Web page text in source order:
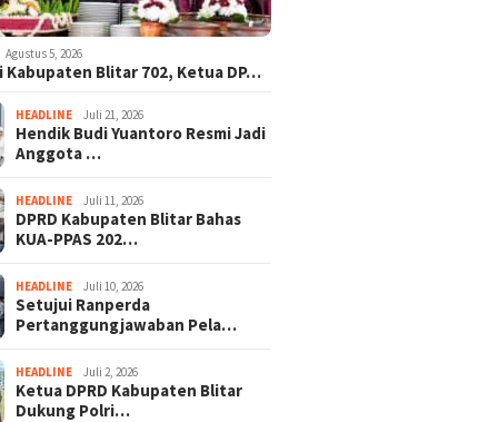
Agustus 5, 2026
Kabupaten Blitar 702, Ketua DP…
HEADLINE Juli 21, 2026
Hendik Budi Yuantoro Resmi Jadi
Anggota …
HEADLINE Juli 11, 2026
DPRD Kabupaten Blitar Bahas
KUA-PPAS 202…
HEADLINE Juli 10, 2026
Setujui Ranperda
Pertanggungjawaban Pela…
HEADLINE Juli 2, 2026
Ketua DPRD Kabupaten Blitar
Dukung Polri…